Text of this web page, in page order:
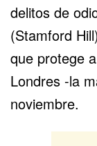
delitos de
(Stamford
que protege
Londres -la
noviembre.